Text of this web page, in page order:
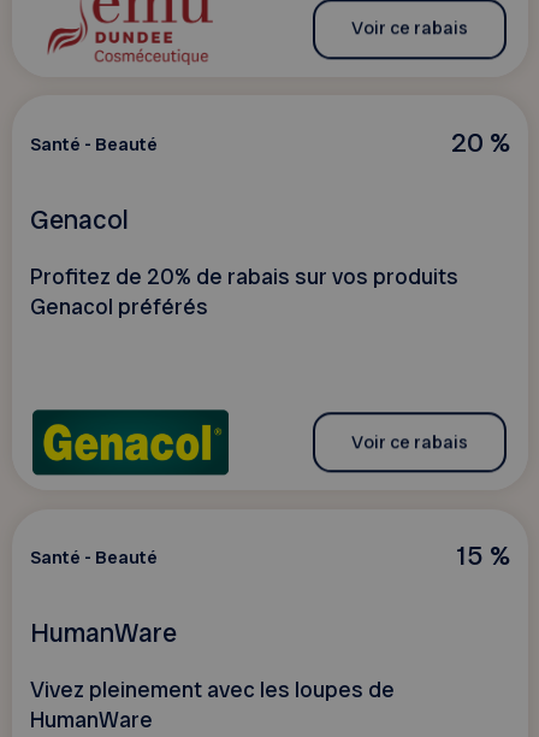
Voir ce rabais
20 %
Santé - Beauté
Genacol
Profitez de 20% de rabais sur vos produits
Genacol préférés
Voir ce rabais
15 %
Santé - Beauté
HumanWare
Vivez pleinement avec les loupes de
HumanWare